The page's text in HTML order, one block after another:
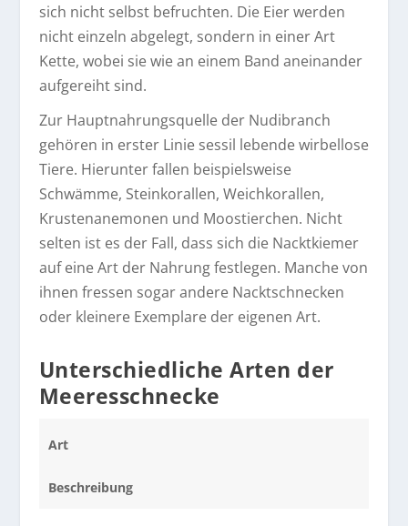
sich nicht selbst befruchten. Die Eier werden
nicht einzeln abgelegt, sondern in einer Art
Kette, wobei sie wie an einem Band aneinander
aufgereiht sind.
Zur Hauptnahrungsquelle der Nudibranch
gehören in erster Linie sessil lebende wirbellose
Tiere. Hierunter fallen beispielsweise
Schwämme, Steinkorallen, Weichkorallen,
Krustenanemonen und Moostierchen. Nicht
selten ist es der Fall, dass sich die Nacktkiemer
auf eine Art der Nahrung festlegen. Manche von
ihnen fressen sogar andere Nacktschnecken
oder kleinere Exemplare der eigenen Art.
Unterschiedliche Arten der
Meeresschnecke
Art
Beschreibung